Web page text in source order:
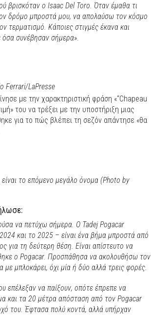
βρισκόταν ο Isaac Del Toro. Όταν έμαθα τι
δρόμο μπροστά μου, να απολαύσω τον κόσμο
τερματισμό. Κάποιες στιγμές έκανα και
όσα συνέβησαν σήμερα».
Ferrari/LaPresse
με την χαρακτηριστική φράση «“Chapeau
του να τρέξει με την υποστήριξη μιας
για το πώς βλέπει τη σεζόν απάντησε «θα
το επόμενο μεγάλο όνομα (Photo by
να πετύχω σήμερα. Ο Tadej Pogacar
και το 2025 – είναι ένα βήμα μπροστά από
για τη δεύτερη θέση. Είναι απίστευτο να
ο Pogacar. Προσπάθησα να ακολουθήσω τον
μπλοκάρει, όχι μία ή δύο αλλά τρεις φορές.
επέλεξαν να παίξουν, οπότε έπρεπε να
και τα 20 μέτρα απόσταση από τον Pogacar
του. Έφτασα πολύ κοντά, αλλά υπήρχαν